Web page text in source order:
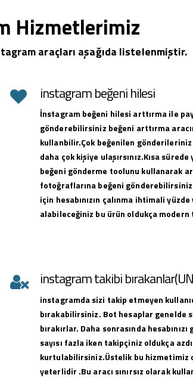
Hizmetlerimiz
araçları aşağıda listelenmiştir.
instagram beğeni hilesi
İnstagram beğeni hilesi arttırma ile
gönderebilirsiniz beğeni arttırma
kullanbilir.Çok beğenilen
daha çok kişiye ulaşırsınız.Kısa
beğeni gönderme toolunu kullanarak
fotoğraflarına beğeni
için hesabınızın çalınma ihtimali
alabileceğiniz bu ürün oldukça
instagram takibi
instagramda sizi takip etmeyen
bırakabilirsiniz. Bot hesaplar genelde
bırakırlar. Daha sonrasında
sayısı fazla iken takipçiniz oldukça
kurtulabilirsiniz.Üstelik bu hizmetimiz
yeterlidir .Bu aracı sınırsız olarak